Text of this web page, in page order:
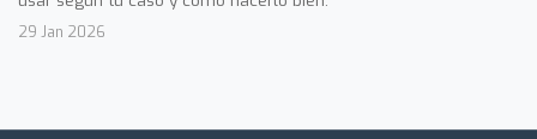
29 Jan 2026